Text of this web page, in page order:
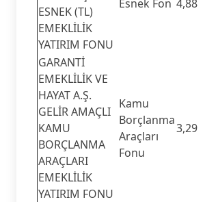
ESNEK (TL)
EMEKLİLİK
YATIRIM FONU
Esnek Fon 4,88
GARANTİ
EMEKLİLİK VE
HAYAT A.Ş.
GELİR AMAÇLI
KAMU
BORÇLANMA
ARAÇLARI
EMEKLİLİK
YATIRIM FONU
Kamu
Borçlanma
Araçları
Fonu
3,29